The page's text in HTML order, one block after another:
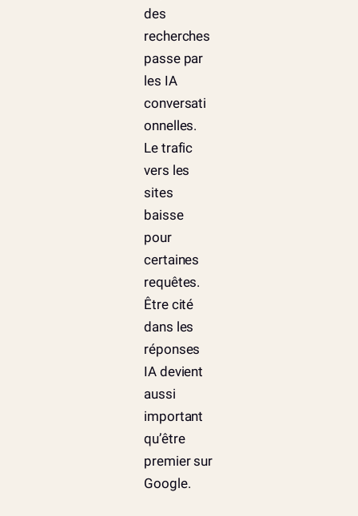
des
recherches
passe par
les IA
conversati
onnelles.
Le trafic
vers les
sites
baisse
pour
certaines
requêtes.
Être cité
dans les
réponses
IA devient
aussi
important
qu’être
premier sur
Google.